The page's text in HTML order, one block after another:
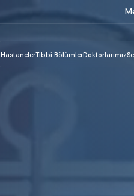
HastanelerTıbbi BölümlerDoktorlarımız